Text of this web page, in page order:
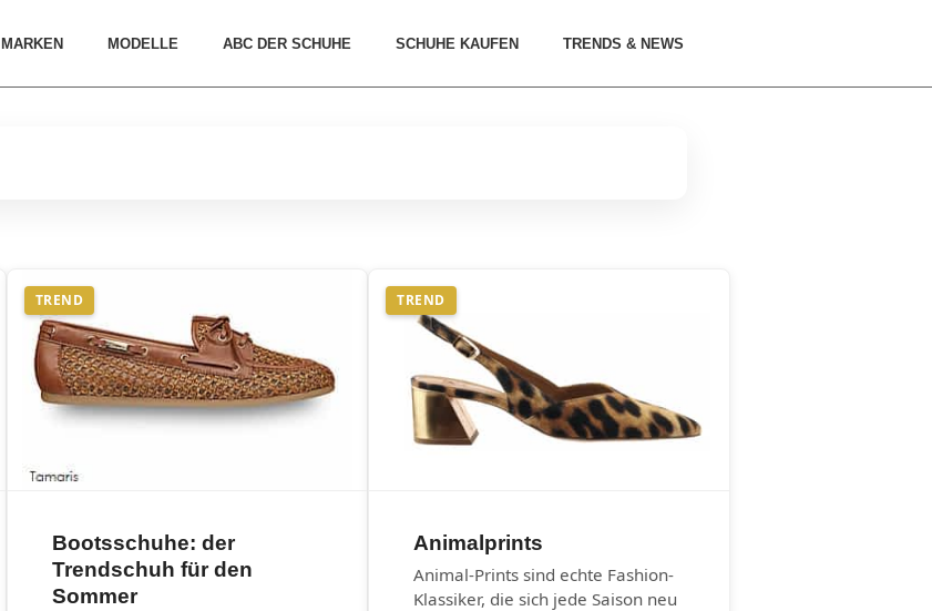
MARKEN MODELLE ABC DER SCHUHE SCHUHE KAUFEN TRENDS & NEWS
TREND
Bootsschuhe: der
Trendschuh für den
Sommer
TREND
Animalprints
Animal-Prints sind echte Fashion-
Klassiker, die sich jede Saison neu